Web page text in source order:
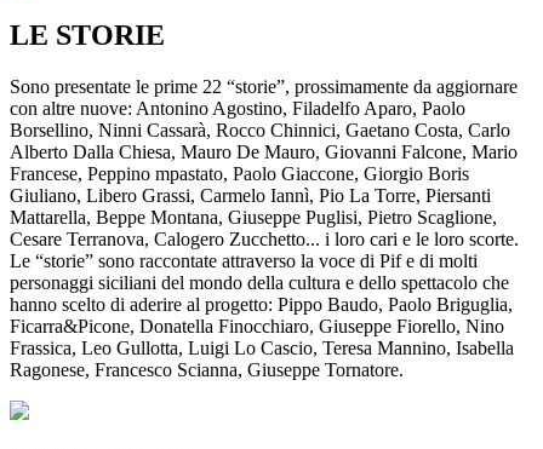
LE STORIE
Sono presentate le prime 22 “storie”, prossimamente da aggiornare
con altre nuove: Antonino Agostino, Filadelfo Aparo, Paolo
Borsellino, Ninni Cassarà, Rocco Chinnici, Gaetano Costa, Carlo
Alberto Dalla Chiesa, Mauro De Mauro, Giovanni Falcone, Mario
Francese, Peppino mpastato, Paolo Giaccone, Giorgio Boris
Giuliano, Libero Grassi, Carmelo Iannì, Pio La Torre, Piersanti
Mattarella, Beppe Montana, Giuseppe Puglisi, Pietro Scaglione,
Cesare Terranova, Calogero Zucchetto... i loro cari e le loro scorte.
Le “storie” sono raccontate attraverso la voce di Pif e di molti
personaggi siciliani del mondo della cultura e dello spettacolo che
hanno scelto di aderire al progetto: Pippo Baudo, Paolo Briguglia,
Ficarra&Picone, Donatella Finocchiaro, Giuseppe Fiorello, Nino
Frassica, Leo Gullotta, Luigi Lo Cascio, Teresa Mannino, Isabella
Ragonese, Francesco Scianna, Giuseppe Tornatore.